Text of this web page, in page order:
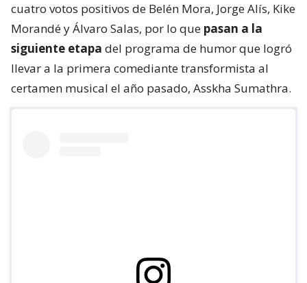
cuatro votos positivos de Belén Mora, Jorge Alís, Kike
Morandé y Álvaro Salas, por lo que pasan a la
siguiente etapa del programa de humor que logró
llevar a la primera comediante transformista al
certamen musical el año pasado, Asskha Sumathra.